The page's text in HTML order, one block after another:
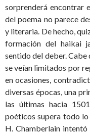
sorprenderá encontrar
del poema no parece
y literaria. De hecho,
formación del haikai
sentido del deber. Cabe
se veían limitados por
en ocasiones,
diversas épocas, una
las últimas hacia
poéticos supera todo
H. Chamberlain